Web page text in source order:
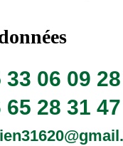
33 06 09 28
65 28 31 47